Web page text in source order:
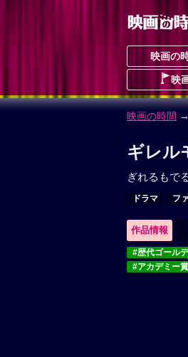
映画の
映
映画の時間 →
ギレル
ぎれるもで
ドラマ フ
作品情報
#歴代ゴール
#アカデミー